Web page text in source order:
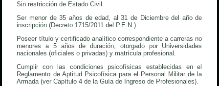
Sin restricción de Estado Civil.
Ser menor de 35 años de edad, al 31 de Diciembre del año de
inscripción (Decreto 1715/2011 del P.E.N.).
Poseer título y certificado analítico correspondiente a carreras no
menores a 5 años de duración, otorgado por Universidades
nacionales (oficiales o privadas) y matrícula profesional.
Cumplir con las condiciones psicofísicas establecidas en el
Reglamento de Aptitud Psicofísica para el Personal Militar de la
Armada (ver Capítulo 4 de la Guía de Ingreso de Profesionales).